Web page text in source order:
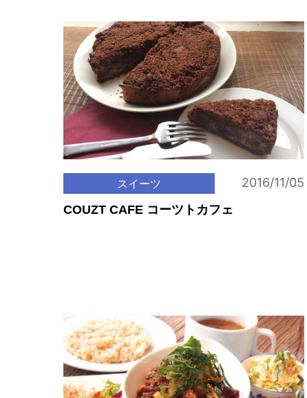
スイーツ 2016/11/05
COUZT CAFE コーツトカフェ